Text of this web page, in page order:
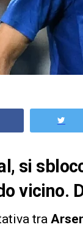
si
vicino.
tra